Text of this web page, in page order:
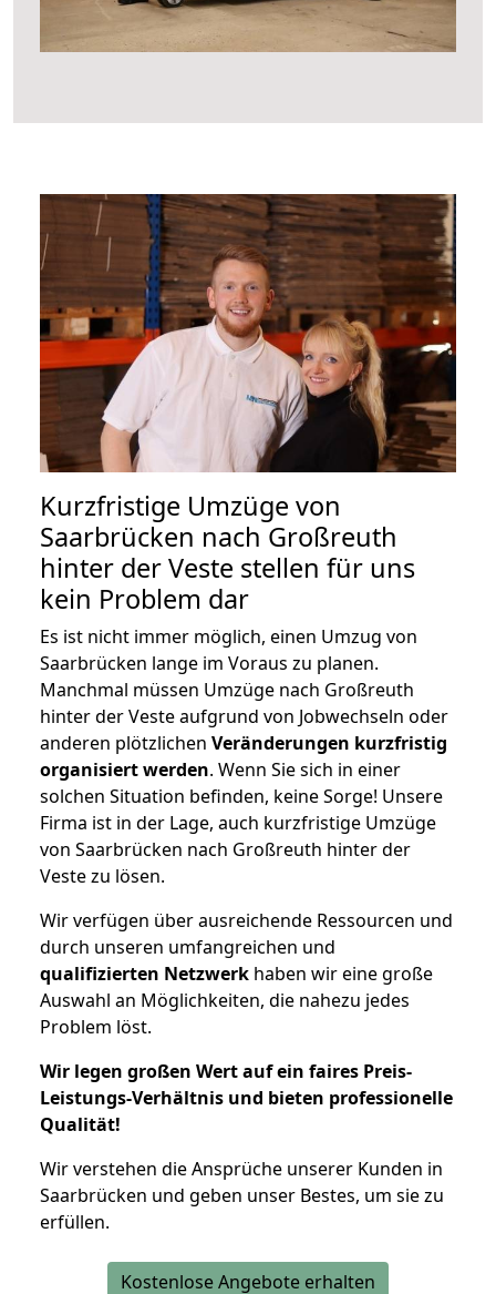
Kurzfristige Umzüge von
Saarbrücken nach Großreuth
hinter der Veste stellen für uns
kein Problem dar
Es ist nicht immer möglich, einen Umzug von
Saarbrücken lange im Voraus zu planen.
Manchmal müssen Umzüge nach Großreuth
hinter der Veste aufgrund von Jobwechseln oder
anderen plötzlichen Veränderungen kurzfristig
organisiert werden. Wenn Sie sich in einer
solchen Situation befinden, keine Sorge! Unsere
Firma ist in der Lage, auch kurzfristige Umzüge
von Saarbrücken nach Großreuth hinter der
Veste zu lösen.
Wir verfügen über ausreichende Ressourcen und
durch unseren umfangreichen und
qualifizierten Netzwerk haben wir eine große
Auswahl an Möglichkeiten, die nahezu jedes
Problem löst.
Wir legen großen Wert auf ein faires Preis-
Leistungs-Verhältnis und bieten professionelle
Qualität!
Wir verstehen die Ansprüche unserer Kunden in
Saarbrücken und geben unser Bestes, um sie zu
erfüllen.
Kostenlose Angebote erhalten